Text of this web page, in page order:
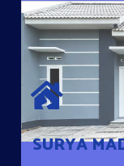
SURYA
SURYA
Satu-satunya
jutaan